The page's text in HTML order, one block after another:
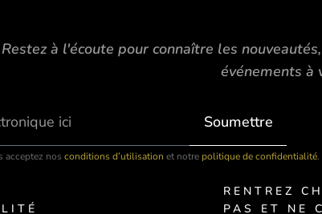
Restez à l'écoute pour connaître les
événements à
Soumettre
acceptez nos conditions d’utilisation et notre politique de confidentialité.
RENTREZ
PAS ET NE